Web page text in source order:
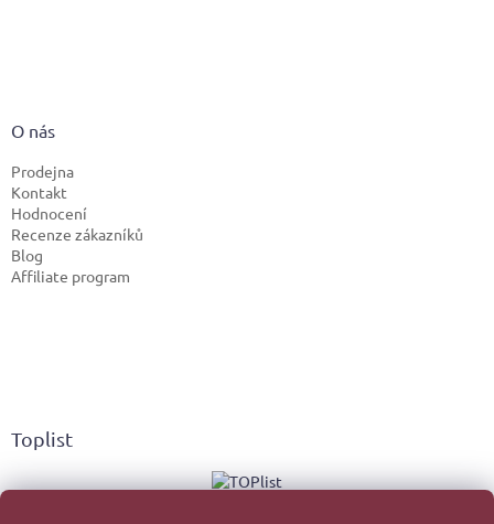
O nás
Prodejna
Kontakt
Hodnocení
Recenze zákazníků
Blog
Affiliate program
Toplist